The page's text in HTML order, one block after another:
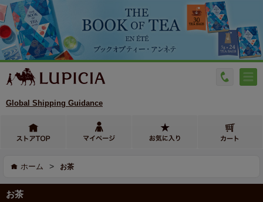
Global Shipping Guidance
ホーム > お茶
お茶